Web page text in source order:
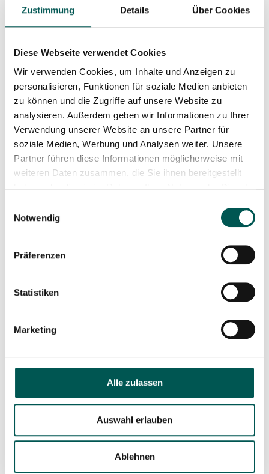
Zustimmung Details Über Cookies
Diese Webseite verwendet Cookies
Wir verwenden Cookies, um Inhalte und Anzeigen zu
personalisieren, Funktionen für soziale Medien anbieten
zu können und die Zugriffe auf unsere Website zu
analysieren. Außerdem geben wir Informationen zu Ihrer
Verwendung unserer Website an unsere Partner für
soziale Medien, Werbung und Analysen weiter. Unsere
Partner führen diese Informationen möglicherweise mit
weiteren Daten zusammen, die Sie ihnen bereitgestellt
Notwendig
Präferenzen
Statistiken
Marketing
Alle zulassen
Auswahl erlauben
Ablehnen
Family / Dog
5.999,00€
In den Warenkorb
Winther E-Kangaroo
Lite
5.265,00€
In den Warenkorb
5.105,00